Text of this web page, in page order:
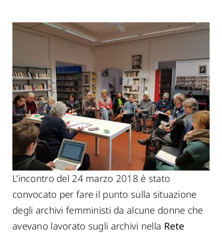
L’incontro del 24 marzo 2018 è stato
convocato per fare il punto sulla situazione
degli archivi femministi da alcune donne che
avevano lavorato sugli archivi nella Rete